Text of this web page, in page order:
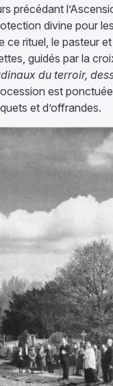
précédant
divine pour
ce rituel, le pasteur
guidés par la
du terroir,
est
et d’offrandes.